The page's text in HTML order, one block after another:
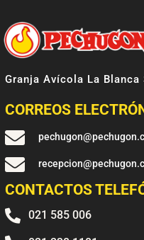
Granja Avícola La Blanca
CORREOS


CONTACTOS
 021 585 006